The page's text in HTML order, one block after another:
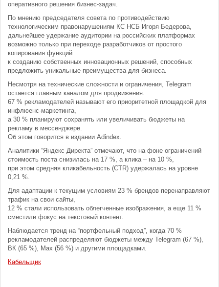
оперативного решения бизнес-задач.
По мнению председателя совета по противодействию
технологическим правонарушениям КС НСБ Игоря Бедерова,
дальнейшее удержание аудитории на российских платформах
возможно только при переходе разработчиков от простого
копирования функций
к созданию собственных инновационных решений, способных
предложить уникальные преимущества для бизнеса.
Несмотря на технические сложности и ограничения, Telegram
остается главным каналом для продвижения:
67 % рекламодателей называют его приоритетной площадкой для
инфлюенс-маркетинга,
а 30 % планируют сохранять или увеличивать бюджеты на
рекламу в мессенджере.
Об этом говорится в издании Adindex.
Аналитики “Яндекс Директа” отмечают, что на фоне ограничений
стоимость поста снизилась на 17 %, а клика – на 10 %,
при этом средняя кликабельность (CTR) удержалась на уровне
0,21 %.
Для адаптации к текущим условиям 23 % брендов перенаправляют
трафик на свои сайты,
12 % стали использовать облегченные изображения, а еще 11 %
сместили фокус на текстовый контент.
Наблюдается тренд на “портфельный подход”, когда 70 %
рекламодателей распределяют бюджеты между Telegram (67 %),
ВК (65 %), Мах (56 %) и другими площадками.
Кабельщик